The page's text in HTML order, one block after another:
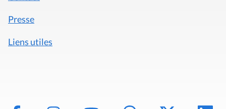
Presse
Liens utiles